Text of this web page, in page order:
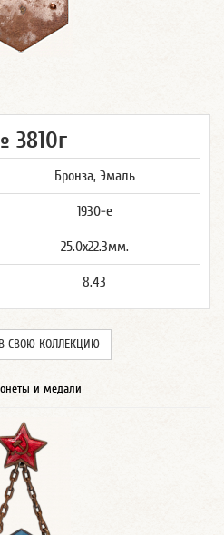
Бронза, Эмаль
1930-е
25.0x22.3мм.
8.43
СВОЮ КОЛЛЕКЦИЮ
и медали